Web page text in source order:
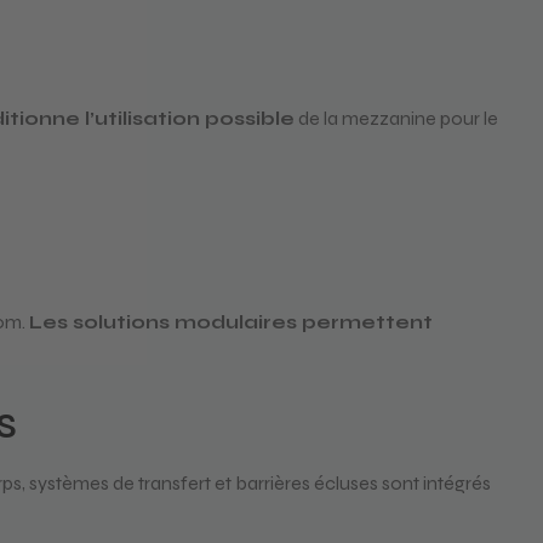
l’utilisation possible de la mezzanine pour le
Les solutions modulaires permettent
systèmes de transfert et barrières écluses sont intégrés